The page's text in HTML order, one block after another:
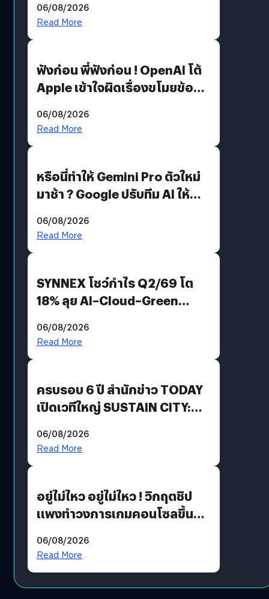
รหัสผ่านหลุด ไม่ใช่แฮ็กเกอร์
06/08/2026
Read More
ฟังก่อน พี่ฟังก่อน ! OpenAI โต้
Apple เข้าใจผิดเรื่องขโมยข้อมูล
06/08/2026
Read More
หรือนี่ทำให้ Gemini Pro ตัวใหม่
มาช้า ? Google ปรับทีม AI ให้
AGI
06/08/2026
Read More
SYNNEX โชว์กำไร Q2/69 โต
18% ลุย AI–Cloud–Green
Revenue เร่งเครื่อง New
06/08/2026
Read More
ครบรอบ 6 ปี สำนักข่าว TODAY
เปิดเวทีใหญ่ SUSTAIN CITY:
แนวทางปรับตัวสู่เศรษฐกิจสี
06/08/2026
Read More
อยู่ไม่ไหว อยู่ไม่ไหว ! วิกฤตชิป
แพงทำวงการเกมคอนโซลขึ้น
?
06/08/2026
Read More